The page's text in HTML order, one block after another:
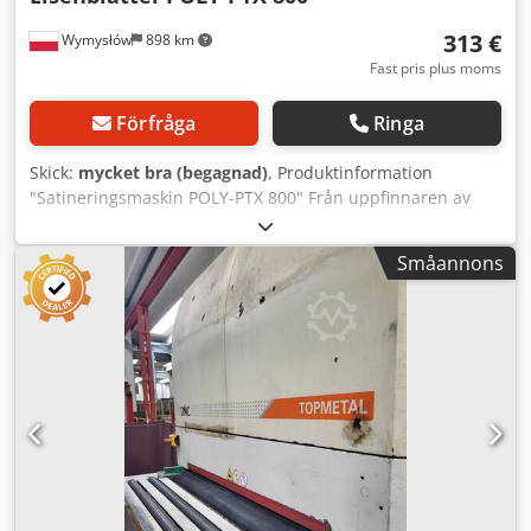
Wymysłów 898 km 313 €
Fast pris plus moms
Förfråga Ringa
Skick: mycket bra (begagnad), Produktinformation
"Satineringsmaskin POLY-PTX 800" Från uppfinnaren av
längdslipmaskinen. Vår multifunktionella längdslipmaskin
med 1750 W effekt, variabel hastighetskontroll, ergonomisk
design och mångsidighet – även för arbetsbredder upp till
150 mm. Högt vridmoment och kraftreserver säkerställer
professionell, kontinuerlig drift och högre lönsamhet.
Egenskaper: - Steglös varvtalsreglering från 1000 till 3800
min⁻¹ med tacho-generator som garanterar konstant
hastighet även under belastning. - Slipar från grovt till
finaste finish. - Balanserad, enkel manuell styrning utan
stödrullar. Det möjliggör fri rörelse (oscillationseffekt).
Garanterar skuggfria, sömlösa, mycket dekorativa ytor i
satin-, matt- och industriutförande. - Sidenmattar, polerar
till spegelglans och förädlar ytor av rostfritt stål, stål, icke-
Småannons